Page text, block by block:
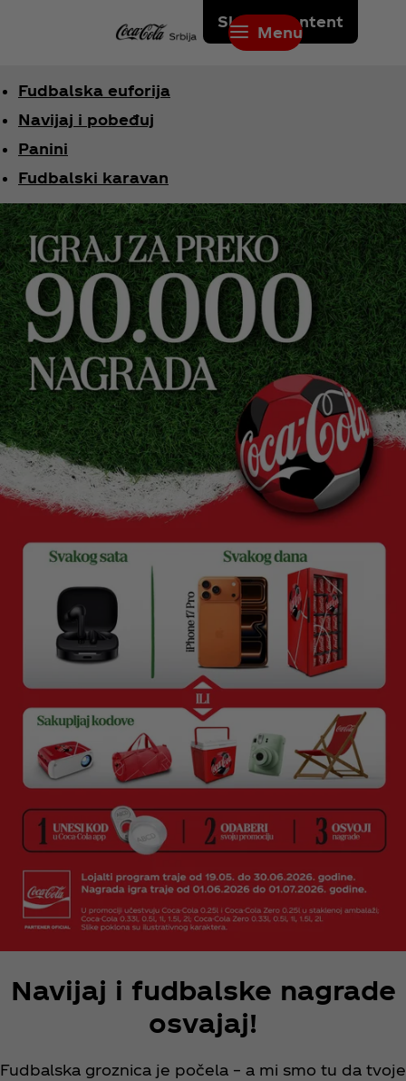
Skip to content
Menu
Fudbalska euforija
Navijaj i pobeđuj
Panini
Fudbalski karavan
Navijaj i fudbalske nagrade
osvajaj!
Fudbalska groznica je počela – a mi smo tu da tvoje